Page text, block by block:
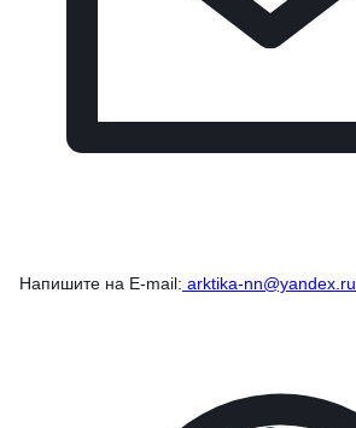
Напишите на E-mail: arktika-nn@yandex.ru